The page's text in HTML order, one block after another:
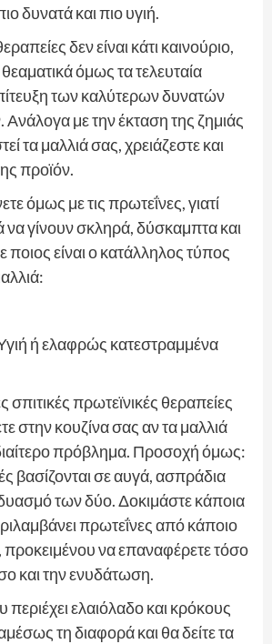
δυνατά και πιο υγιή.
δεν είναι κάτι καινούριο,
όμως τα τελευταία
των καλύτερων δυνατών
με την έκταση της ζημιάς
τα μαλλιά σας, χρειάζεστε και
προϊόν.
όμως με τις πρωτεΐνες, γιατί
να γίνουν σκληρά, δύσκαμπτα και
ποιος είναι ο κατάλληλος τύπος
ή ελαφρώς κατεστραμμένα
σπιτικές πρωτεϊνικές θεραπείες
στην κουζίνα σας αν τα μαλλιά
πρόβλημα. Προσοχή όμως:
βασίζονται σε αυγά, ασπράδια
των δύο. Δοκιμάστε κάποια
πρωτεΐνες από κάποιο
προκειμένου να επαναφέρετε τόσο
και την ενυδάτωση.
ελαιόλαδο και κρόκους
τη διαφορά και θα δείτε τα